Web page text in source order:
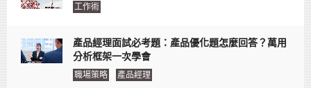
工作術
產品經理面試必考題：產品優化題怎麼回答？萬用
分析框架一次學會
職場策略 產品經理